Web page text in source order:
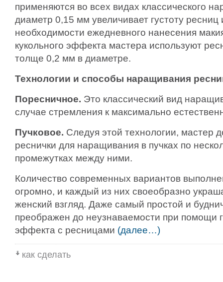
применяются во всех видах классического
диаметр 0,15 мм увеличивает густоту ресниц
необходимости ежедневного нанесения
кукольного эффекта мастера используют
толще 0,2 мм в диаметре.
Технологии и способы наращивания
Поресничное. Это классический вид
случае стремления к максимально
Пучковое. Следуя этой технологии, мастер
реснички для наращивания в пучках по
промежутках между ними.
Количество современных вариантов
огромно, и каждый из них своеобразно
женский взгляд. Даже самый простой и
преображен до неузнаваемости при помощи
эффекта с ресницами (далее…)
как сделать